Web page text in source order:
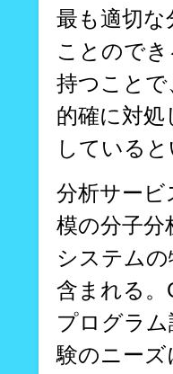
最も適切な
ことので
持つことで
的確に対
している
分析サー
模の分子
システム
含まれる
プログラ
験のニー